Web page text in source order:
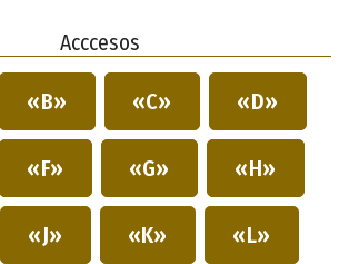
Acccesos
«B» «C» «D»
«F» «G» «H»
«J» «K» «L»